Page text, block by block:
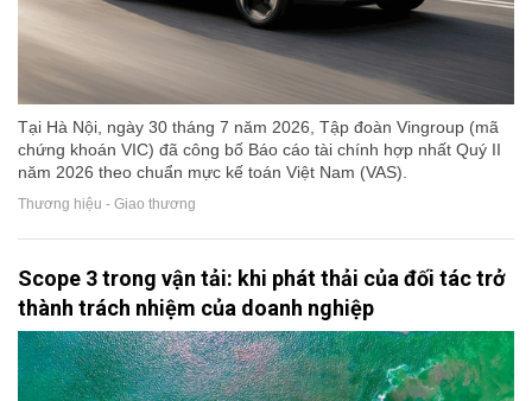
Tại Hà Nội, ngày 30 tháng 7 năm 2026, Tập đoàn Vingroup (mã
chứng khoán VIC) đã công bố Báo cáo tài chính hợp nhất Quý II
năm 2026 theo chuẩn mực kế toán Việt Nam (VAS).
Thương hiệu - Giao thương
Scope 3 trong vận tải: khi phát thải của đối tác trở
thành trách nhiệm của doanh nghiệp